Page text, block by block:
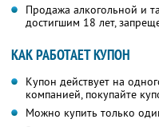
Продажа алкогольной и
достигшим 18 лет,
КАК РАБОТАЕТ КУПОН
Купон действует на
компанией, покупайте
Можно купить только